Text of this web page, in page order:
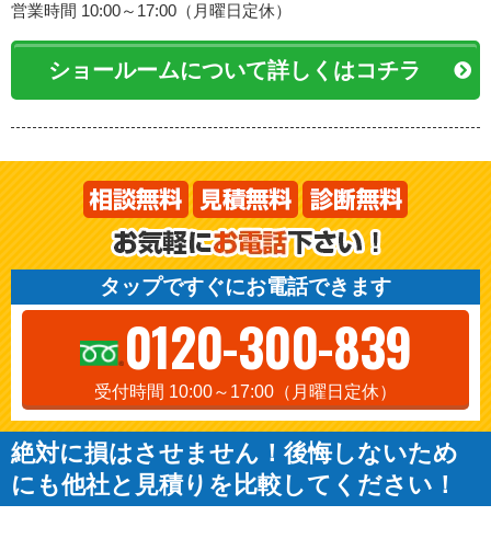
営業時間 10:00～17:00（月曜日定休）
ショールームについて詳しくはコチラ
タップですぐにお電話できます
0120-300-839
受付時間 10:00～17:00（月曜日定休）
絶対に損はさせません！後悔しないため
にも他社と見積りを比較してください！